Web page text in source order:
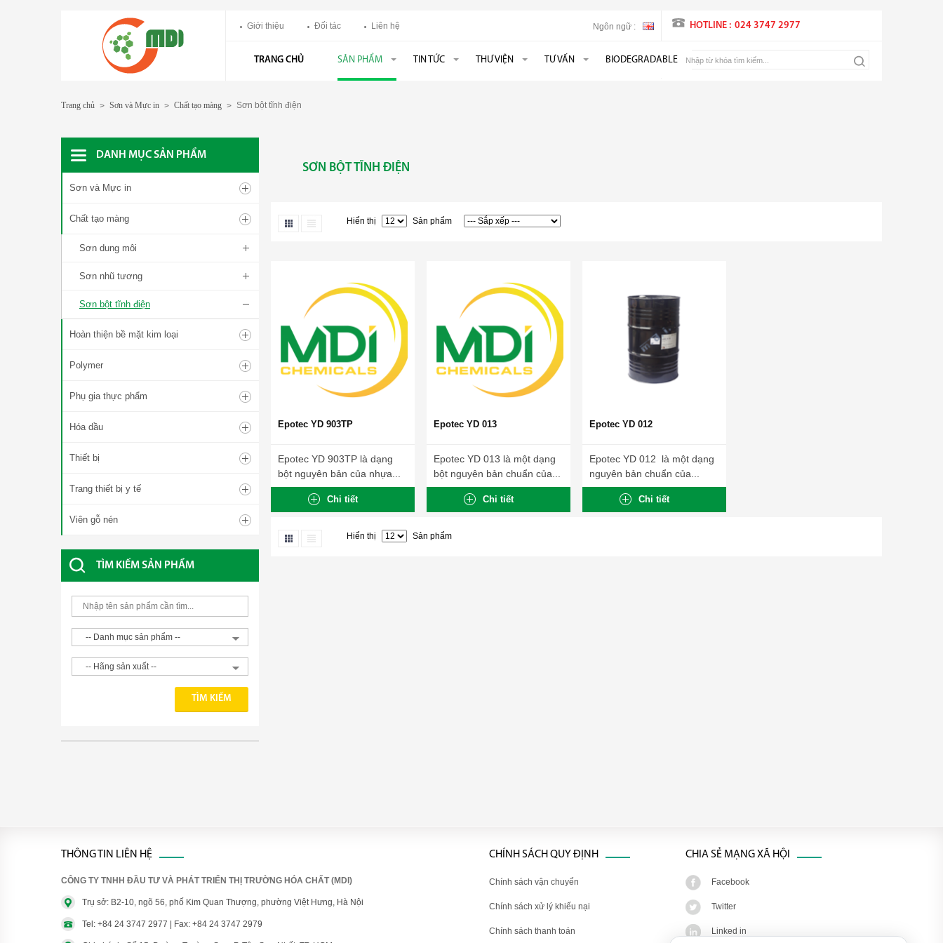
Giới thiệu Đối tác Liên hệ Ngôn ngữ : HOTLINE : 024 3747 2977
TRANG CHỦ SẢN PHẨM TIN TỨC THƯ VIỆN TƯ VẤN BIODEGRADABLE
Trang chủ > Sơn và Mực in > Chất tạo màng > Sơn bột tĩnh điện
DANH MỤC SẢN PHẨM
Sơn và Mực in
Chất tạo màng
Sơn dung môi
Sơn nhũ tương
Sơn bột tĩnh điện
Hoàn thiện bề mặt kim loại
Polymer
Phụ gia thực phẩm
Hóa dầu
Thiết bị
Trang thiết bị y tế
Viên gỗ nén
TÌM KIẾM SẢN PHẨM
SƠN BỘT TĨNH ĐIỆN
Hiển thị Sản phẩm
Epotec YD 903TP
Epotec YD 903TP là dạng
bột nguyên bản của nhựa...
Chi tiết
Epotec YD 013
Epotec YD 013 là một dạng
bột nguyên bản chuẩn của...
Chi tiết
Epotec YD 012
Epotec YD 012 là một dạng
nguyên bản chuẩn của...
Chi tiết
Hiển thị Sản phẩm
THÔNG TIN LIÊN HỆ
CÔNG TY TNHH ĐẦU TƯ VÀ PHÁT TRIỂN THỊ TRƯỜNG HÓA CHẤT (MDI)
Trụ sở: B2-10, ngõ 56, phố Kim Quan Thượng, phường Việt Hưng, Hà Nội
Tel: +84 24 3747 2977 | Fax: +84 24 3747 2979
CHIA SẺ MẠNG XÃ HỘI
Facebook
Twitter
Linked in
CHÍNH SÁCH QUY ĐỊNH
Chính sách vận chuyển
Chính sách xử lý khiếu nại
Chính sách thanh toán